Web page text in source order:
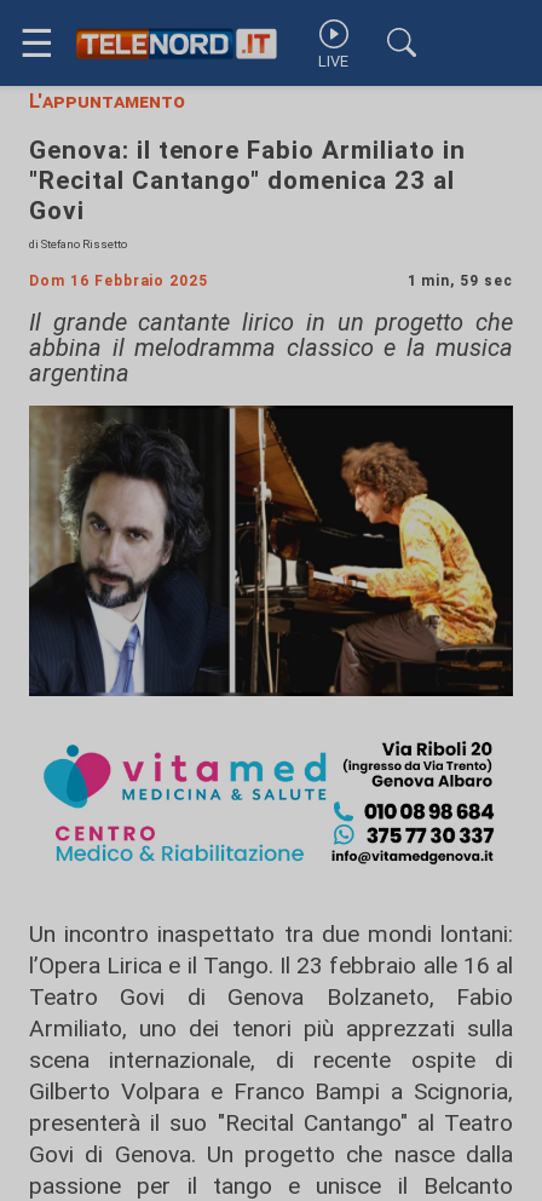
☰ LIVE
L'appuntamento
Genova: il tenore Fabio Armiliato in
"Recital Cantango" domenica 23 al
Govi
di Stefano Rissetto
Dom 16 Febbraio 2025 1 min, 59 sec
Il grande cantante lirico in un progetto che
abbina il melodramma classico e la musica
argentina
Un incontro inaspettato tra due mondi lontani:
l’Opera Lirica e il Tango. Il 23 febbraio alle 16 al
Teatro Govi di Genova Bolzaneto, Fabio
Armiliato, uno dei tenori più apprezzati sulla
scena internazionale, di recente ospite di
Gilberto Volpara e Franco Bampi a Scignoria,
presenterà il suo "Recital Cantango" al Teatro
Govi di Genova. Un progetto che nasce dalla
passione per il tango e unisce il Belcanto